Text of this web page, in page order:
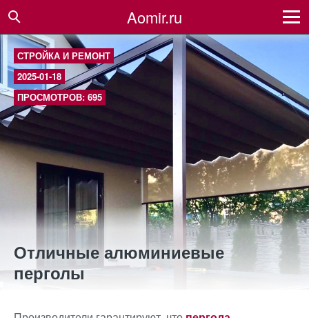
Aomir.ru
СТРОЙКА И РЕМОНТ
2025-01-18
ПРОСМОТРОВ: 695
Отличные алюминиевые
перголы